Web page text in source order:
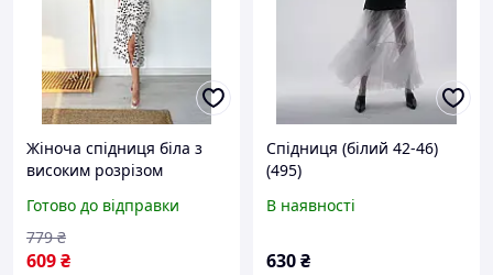
Жіноча спідниця біла з
високим розрізом
Готово до відправки
609₴
779 ₴
Спідниця (білий 42-46)
(495)
В наявності
630₴